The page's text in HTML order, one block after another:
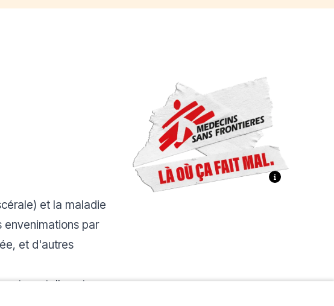
et la maladie
envenimations par
et d'autres
mortelles et